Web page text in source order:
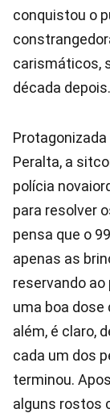
conquistou o
carismáticos,
década depois.
Protagonizada
Peralta, a
polícia
para resolver
pensa que o
apenas as
reservando
uma boa dose
além, é claro,
cada um dos
terminou.
alguns rostos